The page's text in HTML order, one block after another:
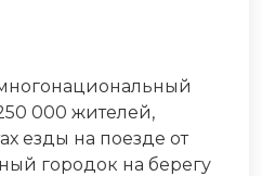
000 жителей,
езды на поезде от
городок на берегу